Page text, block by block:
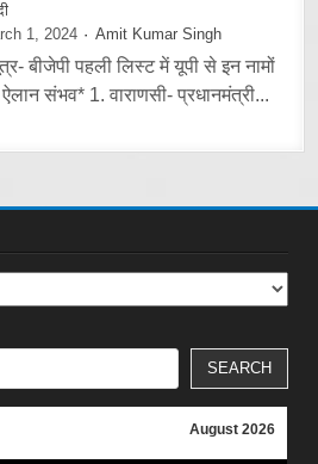
1, 2024
Amit Kumar Singh
बीजेपी पहली लिस्ट में यूपी से इन नामों
संभव* 1. वाराणसी- प्रधानमंत्री...
SEARCH
August 2026